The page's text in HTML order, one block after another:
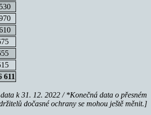
611
k 31. 12. 2022 / *Konečná data o přesném
dočasné ochrany se mohou ještě měnit.]